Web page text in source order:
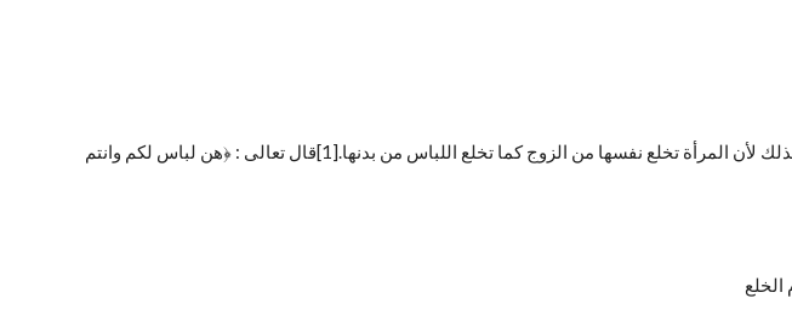
هو فراق الزوجة بعوض يأخذه الزوج منها، أو من غيرها، بألفاظ مخصوصة. ولا يمكن للزوج أن يعود إليها. سمي بذلك لأن المرأة تخلع نفسها من الزوج كما تخلع اللباس من بدنها.[1]قال تعالى : ﴿هن لباس لكم وانتم